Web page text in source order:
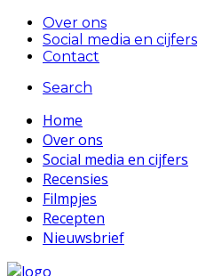
Over ons
Social media en cijfers
Contact
Search
Home
Over ons
Social media en cijfers
Recensies
Filmpjes
Recepten
Nieuwsbrief